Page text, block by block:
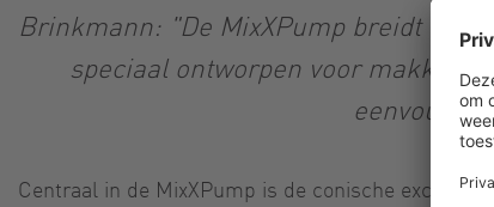
Brinkmann: "De MixXPump breidt ons
speciaal ontworpen voor
eenvoudig
Centraal in de MixXPump is de conische